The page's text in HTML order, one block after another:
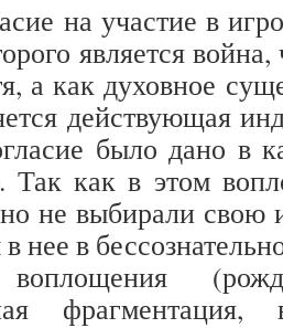
на участие в
является
а как духовное
действующая
было дано в
Так как в этом
не выбирали свою
нее в